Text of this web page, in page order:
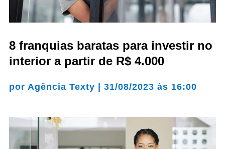
8 franquias baratas para investir no
interior a partir de R$ 4.000
por Agência Texty 31/08/2023 às 16:00